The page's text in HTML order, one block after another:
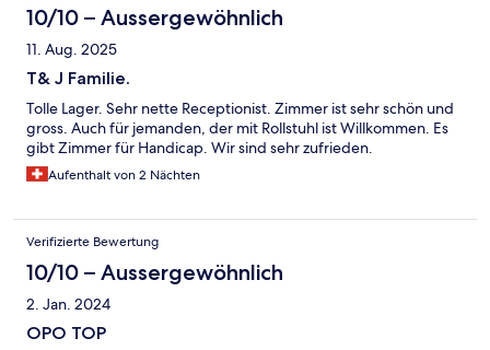
10/10 – Aussergewöhnlich
11. Aug. 2025
T& J Familie.
Tolle Lager. Sehr nette Receptionist. Zimmer ist sehr schön und
gross. Auch für jemanden, der mit Rollstuhl ist Willkommen. Es
gibt Zimmer für Handicap. Wir sind sehr zufrieden.
Aufenthalt von 2 Nächten
Verifizierte Bewertung
10/10 – Aussergewöhnlich
2. Jan. 2024
OPO TOP